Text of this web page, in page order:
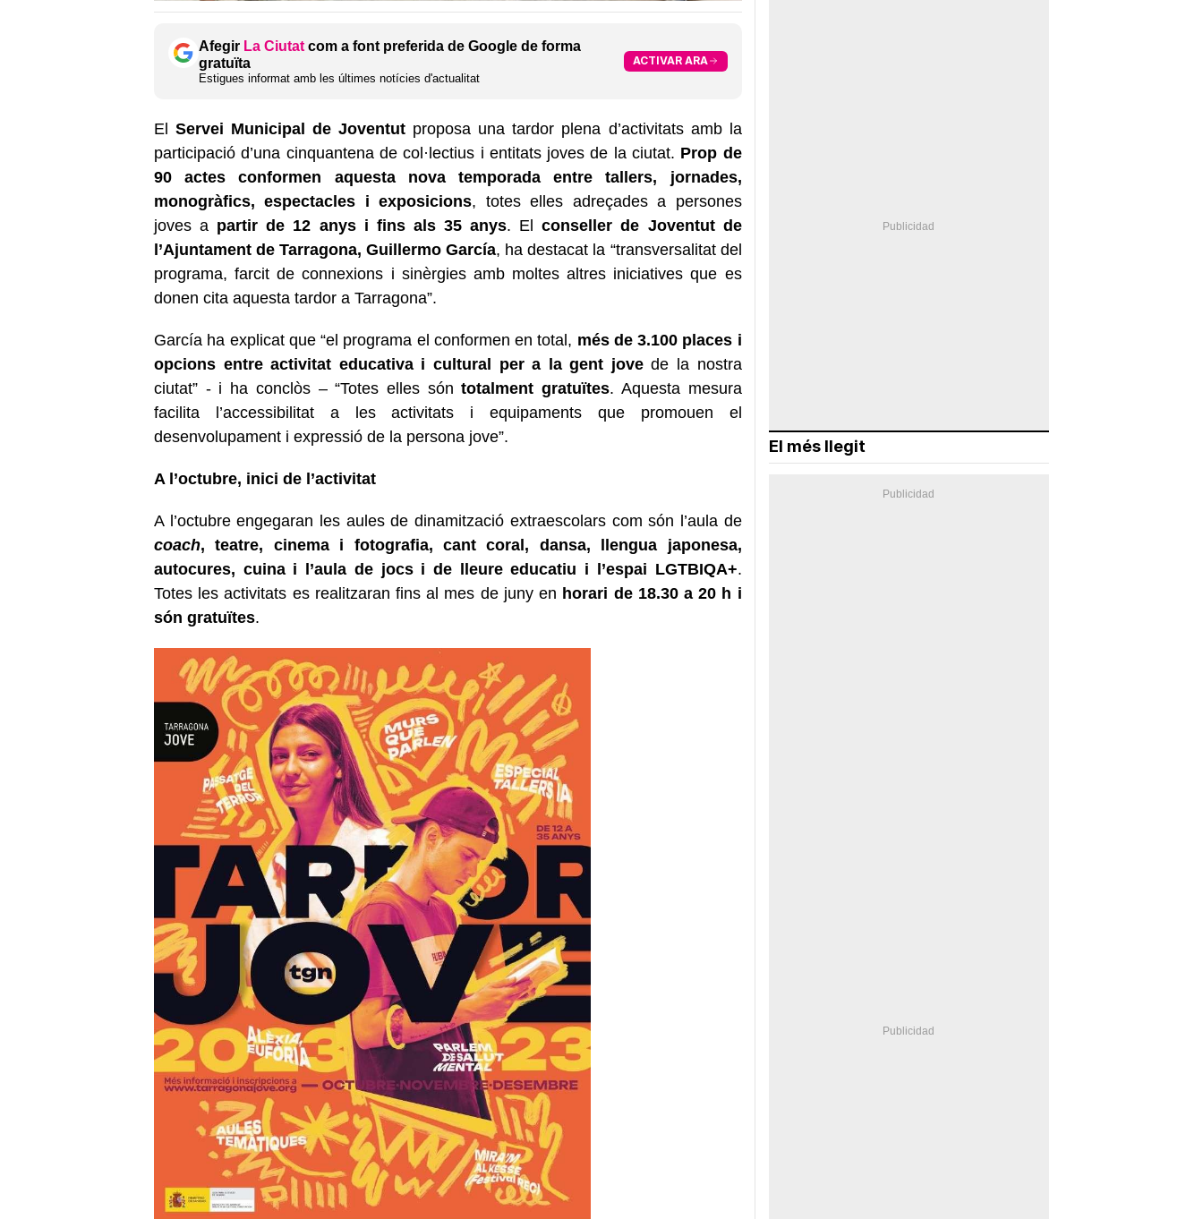
Afegir La Ciutat com a font preferida de Google de forma
gratuïta
Estigues informat amb les últimes notícies d'actualitat
ACTIVAR ARA
ElServei Municipal de Joventut proposa una tardor plena d’activitats amb la
participació d’una cinquantena de col·lectius i entitats joves de la ciutat. Prop de
90 actes conformen aquesta nova temporada entre tallers, jornades,
monogràfics, espectacles i exposicions, totes elles adreçades a persones
joves a partir de 12 anys i fins als 35 anys. Elconseller de Joventut de
l’Ajuntament de Tarragona, Guillermo García, ha destacat la “transversalitat del
programa, farcit de connexions i sinèrgies amb moltes altres iniciatives que es
donen cita aquesta tardor a Tarragona”.
García ha explicat que “el programa el conformen en total, més de 3.100 places i
opcions entre activitat educativa i cultural per a la gent jovede la nostra
ciutat” - i ha conclòs – “Totes elles sóntotalment gratuïtes. Aquesta mesura
facilita l’accessibilitat a les activitats i equipaments que promouen el
desenvolupament i expressió de la persona jove”.
A l’octubre, inici de l’activitat
A l’octubre engegaran les aules de dinamització extraescolars com són l’aula de
coach, teatre, cinema i fotografia, cant coral, dansa, llengua japonesa,
autocures, cuina i l’aula de jocs i de lleure educatiu i l’espai LGTBIQA+.
Totes les activitats es realitzaran fins al mes de juny en horari de 18.30 a 20 h i
són gratuïtes.
El més llegit